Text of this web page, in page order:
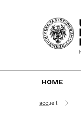
Passa
HOME
accueil